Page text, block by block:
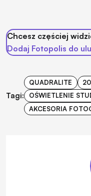
Chcesz częściej
Dodaj Fotopolis do
Tagi:
QUADRALITE
OŚWIETLENIE
AKCESORIA